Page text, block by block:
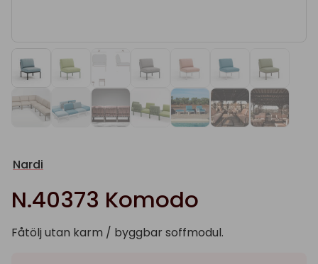
Nardi
N.40373 Komodo
Fåtölj utan karm / byggbar soffmodul.